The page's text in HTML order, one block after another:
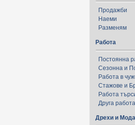
Продажби
Наеми
Разменям
Работа
Постоянна
Сезонна и
Работа в
Стажове и
Работа
Друга работа
Дрехи и Мода